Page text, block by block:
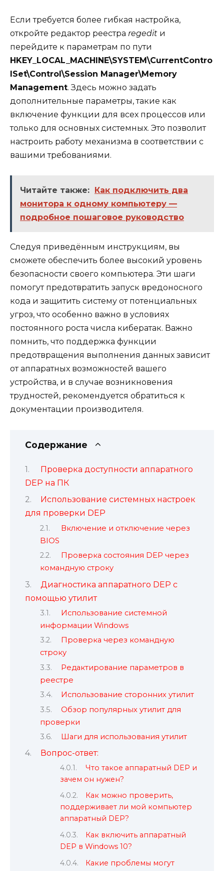
Если требуется более гибкая настройка,
откройте редактор реестра regedit и
перейдите к параметрам по пути
HKEY_LOCAL_MACHINE\SYSTEM\CurrentContro
lSet\Control\Session Manager\Memory
Management. Здесь можно задать
дополнительные параметры, такие как
включение функции для всех процессов или
только для основных системных. Это позволит
настроить работу механизма в соответствии с
вашими требованиями.
Читайте также:
Как подключить два
монитора к одному компьютеру —
подробное пошаговое руководство
Следуя приведённым инструкциям, вы
сможете обеспечить более высокий уровень
безопасности своего компьютера. Эти шаги
помогут предотвратить запуск вредоносного
кода и защитить систему от потенциальных
угроз, что особенно важно в условиях
постоянного роста числа кибератак. Важно
помнить, что поддержка функции
предотвращения выполнения данных зависит
от аппаратных возможностей вашего
устройства, и в случае возникновения
трудностей, рекомендуется обратиться к
документации производителя.
Содержание
Проверка доступности аппаратного
DEP на ПК
Использование системных настроек
для проверки DEP
Включение и отключение через
BIOS
Проверка состояния DEP через
командную строку
Диагностика аппаратного DEP с
помощью утилит
Использование системной
информации Windows
Проверка через командную
строку
Редактирование параметров в
реестре
Использование сторонних утилит
Обзор популярных утилит для
проверки
Шаги для использования утилит
Вопрос-ответ:
Что такое аппаратный DEP и
зачем он нужен?
Как можно проверить,
поддерживает ли мой компьютер
аппаратный DEP?
Как включить аппаратный
DEP в Windows 10?
Какие проблемы могут